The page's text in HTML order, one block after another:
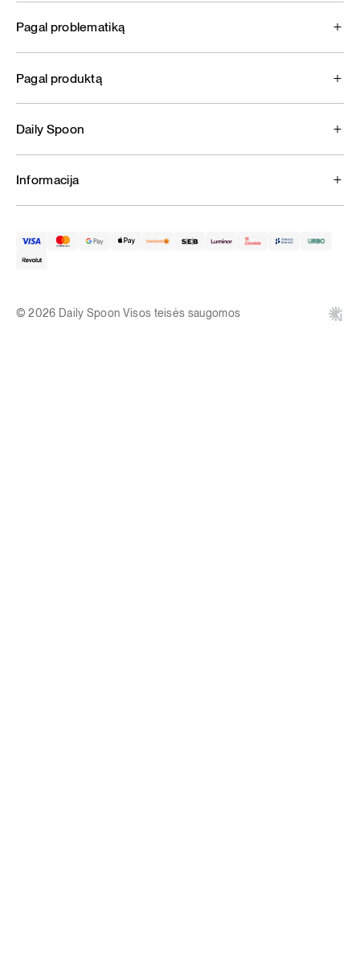
Pagal problematiką
Pagal produktą
Daily Spoon
Informacija
© 2026 Daily Spoon Visos teisės saugomos